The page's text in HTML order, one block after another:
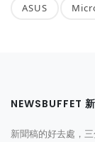
ASUS
NEWSBUFFET
新聞稿的好去處，